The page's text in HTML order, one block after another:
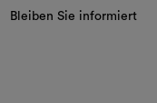
Bleiben Sie informiert